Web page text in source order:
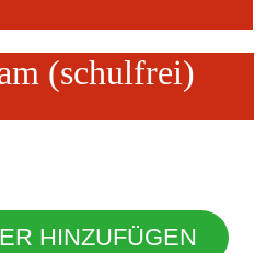
(schulfrei)
HINZUFÜGEN